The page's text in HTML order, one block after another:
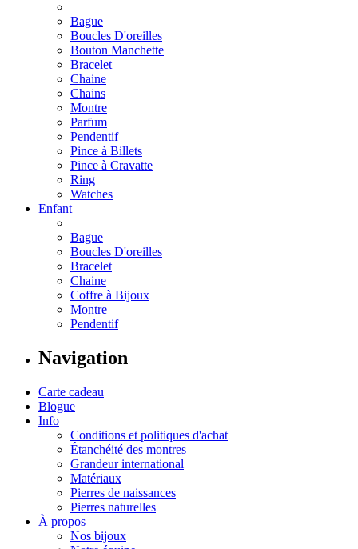
Bague
Boucles D'oreilles
Bouton Manchette
Bracelet
Chaine
Chains
Montre
Parfum
Pendentif
Pince à Billets
Pince à Cravatte
Ring
Watches
Enfant
Bague
Boucles D'oreilles
Bracelet
Chaine
Coffre à Bijoux
Montre
Pendentif
Navigation
Carte cadeau
Blogue
Info
Conditions et politiques d'achat
Étanchéité des montres
Grandeur international
Matériaux
Pierres de naissances
Pierres naturelles
À propos
Nos bijoux